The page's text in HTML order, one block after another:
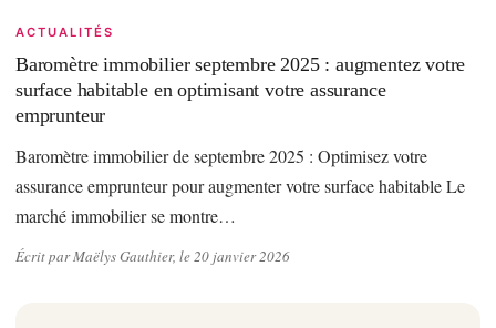
ACTUALITÉS
Baromètre immobilier septembre 2025 : augmentez votre
surface habitable en optimisant votre assurance
emprunteur
Baromètre immobilier de septembre 2025 : Optimisez votre
assurance emprunteur pour augmenter votre surface habitable Le
marché immobilier se montre…
Écrit par Maëlys Gauthier, le 20 janvier 2026